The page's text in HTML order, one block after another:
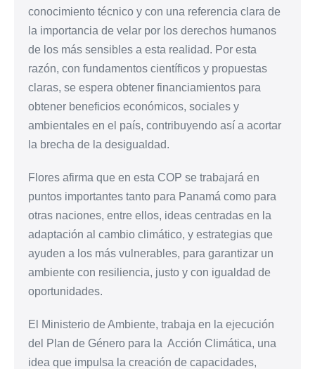
conocimiento técnico y con una referencia clara de
la importancia de velar por los derechos humanos
de los más sensibles a esta realidad. Por esta
razón, con fundamentos científicos y propuestas
claras, se espera obtener financiamientos para
obtener beneficios económicos, sociales y
ambientales en el país, contribuyendo así a acortar
la brecha de la desigualdad.
Flores afirma que en esta COP se trabajará en
puntos importantes tanto para Panamá como para
otras naciones, entre ellos, ideas centradas en la
adaptación al cambio climático, y estrategias que
ayuden a los más vulnerables, para garantizar un
ambiente con resiliencia, justo y con igualdad de
oportunidades.
El Ministerio de Ambiente, trabaja en la ejecución
del Plan de Género para la Acción Climática, una
idea que impulsa la creación de capacidades,